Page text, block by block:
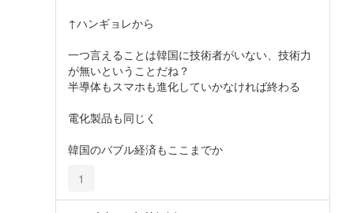
↑ハンギョレから
一つ言えることは韓国に技術者がいない、技術力
が無いということだね？
半導体もスマホも進化していかなければ終わる
電化製品も同じく
韓国のバブル経済もここまでか
1